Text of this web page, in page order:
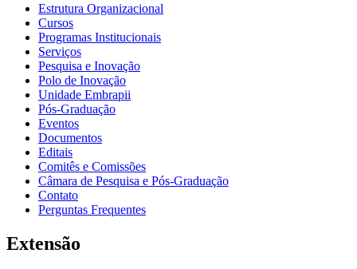
Estrutura Organizacional
Cursos
Programas Institucionais
Serviços
Pesquisa e Inovação
Polo de Inovação
Unidade Embrapii
Pós-Graduação
Eventos
Documentos
Editais
Comitês e Comissões
Câmara de Pesquisa e Pós-Graduação
Contato
Perguntas Frequentes
Extensão